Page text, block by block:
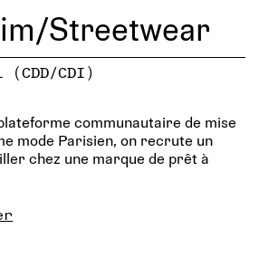
Streetwear
CDI)
communautaire de mise
mode Parisien, on recrute un
chez une marque de prêt à